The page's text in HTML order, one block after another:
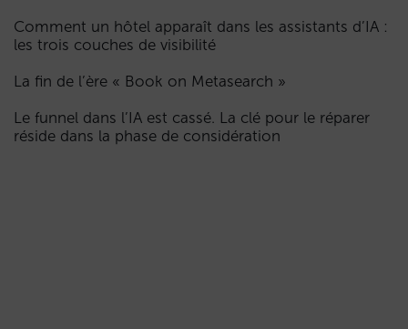
Comment un hôtel apparaît dans les assistants d’IA :
les trois couches de visibilité
La fin de l’ère « Book on Metasearch »
Le funnel dans l’IA est cassé. La clé pour le réparer
réside dans la phase de considération